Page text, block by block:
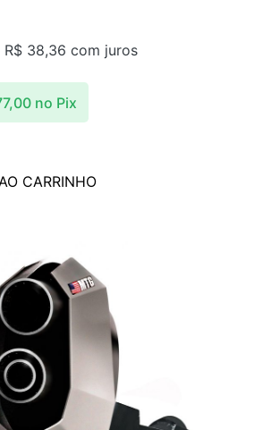
R$ 38,36 com juros
no Pix
CARRINHO